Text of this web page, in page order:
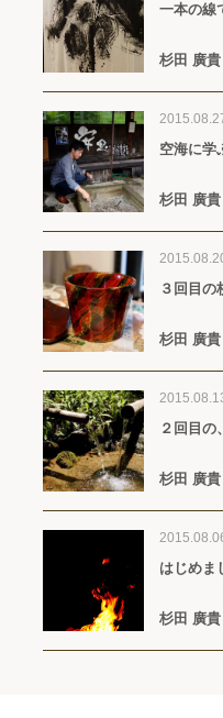
一本の線
杉田 廣貴
空海に学
杉田 廣貴
３回目の
杉田 廣貴
２回目の
杉田 廣貴
はじめま
杉田 廣貴